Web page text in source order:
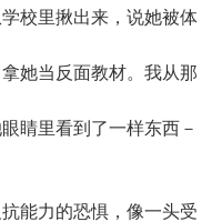
校里揪出来，说她被体
她当反面教材。我从那
睛里看到了一样东西－
能力的恐惧，像一头受